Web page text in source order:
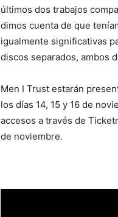
últimos dos trabajos
dimos cuenta de que
igualmente significativas
discos separados, ambos
Men I Trust estarán
los días 14, 15 y 16 de
accesos a través de
de noviembre.